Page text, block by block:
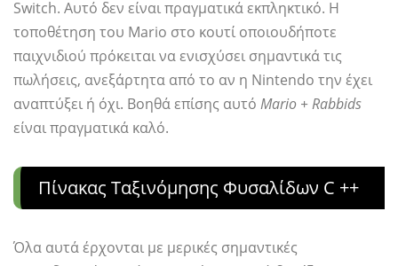
Switch. Αυτό δεν είναι πραγματικά εκπληκτικό. Η
τοποθέτηση του Mario στο κουτί οποιουδήποτε
παιχνιδιού πρόκειται να ενισχύσει σημαντικά τις
πωλήσεις, ανεξάρτητα από το αν η Nintendo την έχει
αναπτύξει ή όχι. Βοηθά επίσης αυτό Mario + Rabbids
είναι πραγματικά καλό.
Πίνακας Ταξινόμησης Φυσαλίδων C ++
Όλα αυτά έρχονται με μερικές σημαντικές